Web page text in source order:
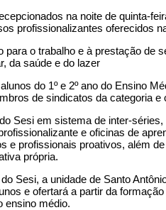
na noite de quinta-
profissionalizantes oferecidos
para o trabalho e à prestação de
da saúde e do lazer
do 1º e 2º ano do Ensino
de sindicatos da categoria
Sesi em sistema de inter-
e oficinas de
e profissionais proativos, além
própria.
Sesi, a unidade de Santo
e ofertará a partir da
ensino médio.